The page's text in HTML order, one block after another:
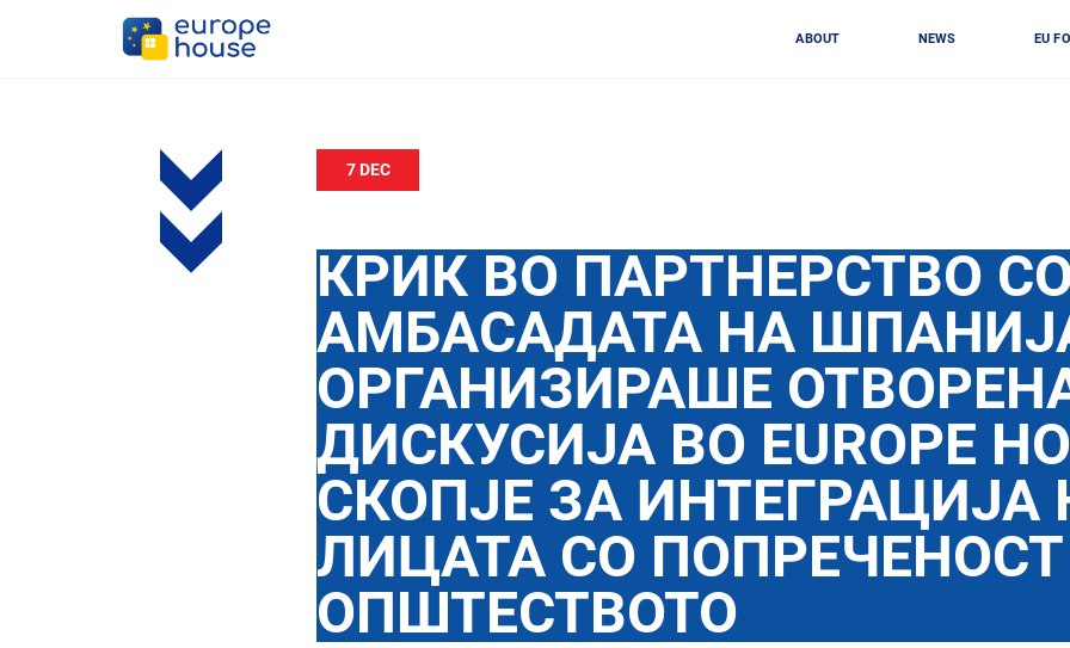
ABOUT NEWS EU
7 DEC
КРИК ВО ПАРТНЕРСТВО
АМБАСАДАТА НА
ОРГАНИЗИРАШЕ
ДИСКУСИЈА ВО EUROPE
СКОПЈЕ ЗА ИНТЕГРАЦИЈА
ЛИЦАТА СО
ОПШТЕСТВОТО